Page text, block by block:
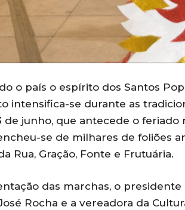
o país o espírito dos Santos
intensifica-se durante as
de junho, que antecede o feriado
se de milhares de foliões
Rua, Gração, Fonte e Frutuária.
das marchas, o presidente
Rocha e a vereadora da